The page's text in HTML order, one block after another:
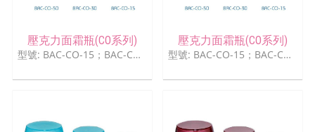
壓克力面霜瓶(CO系列)
型號: BAC-CO-15；BAC-CO -30；BAC-CO-50
壓克力面霜瓶(CO系列)
型號: BAC-CO-15；BAC-CO -30；BAC-CO-50